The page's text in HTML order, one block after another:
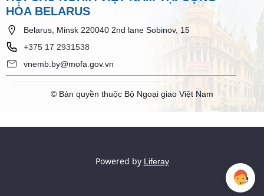
HÒA BELARUS
Belarus, Minsk 220040 2nd lane Sobinov, 15
+375 17 2931538
vnemb.by@mofa.gov.vn
© Bản quyền thuộc Bộ Ngoại giao Việt Nam
Powered by Liferay